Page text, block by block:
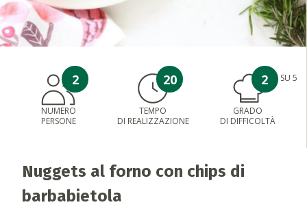
2
NUMERO
PERSONE
20
TEMPO
DI REALIZZAZIONE
2 SU 5
GRADO
DI DIFFICOLTÀ
Nuggets al forno con chips di
barbabietola